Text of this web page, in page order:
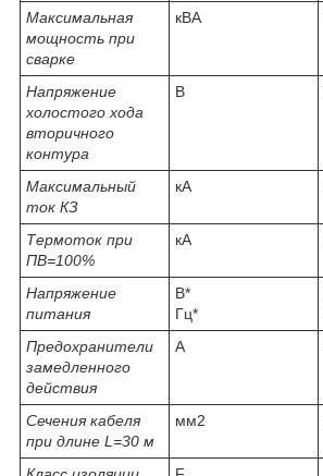
Максимальная
мощность при
сварке
кВА
Напряжение
холостого хода
вторичного
контура
В
Максимальный
ток КЗ
кА
Термоток при
ПВ=100%
кА
Напряжение
питания
В*
Гц*
Предохранители
замедленного
действия
А
Сечения кабеля
при длине L=30 м
мм2